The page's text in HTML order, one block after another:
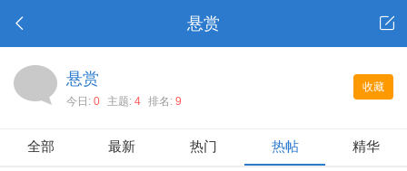
悬赏
收藏
悬赏
今日: 0 主题: 4 排名: 9
全部 最新 热门 热帖 精华